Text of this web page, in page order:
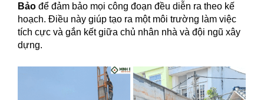
Bảo để đảm bảo mọi công đoạn đều diễn ra theo kế
hoạch. Điều này giúp tạo ra một môi trường làm việc
tích cực và gắn kết giữa chủ nhân nhà và đội ngũ xây
dựng.